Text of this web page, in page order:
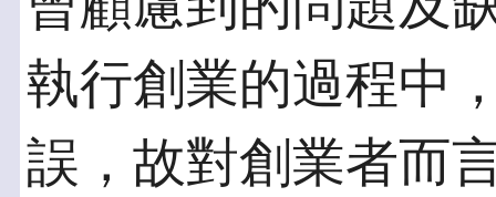
執行創業的過程中
誤，故對創業者而